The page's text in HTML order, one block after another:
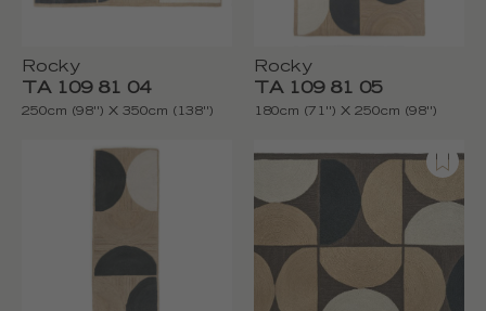
Rocky
TA 109 81 04
250cm (98'') X 350cm (138'')
Rocky
TA 109 81 05
180cm (71'') X 250cm (98'')